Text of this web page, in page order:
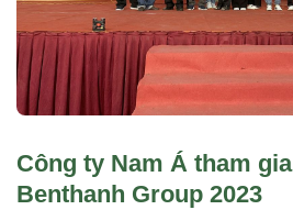
Công ty Nam Á tham
Benthanh Group 2023